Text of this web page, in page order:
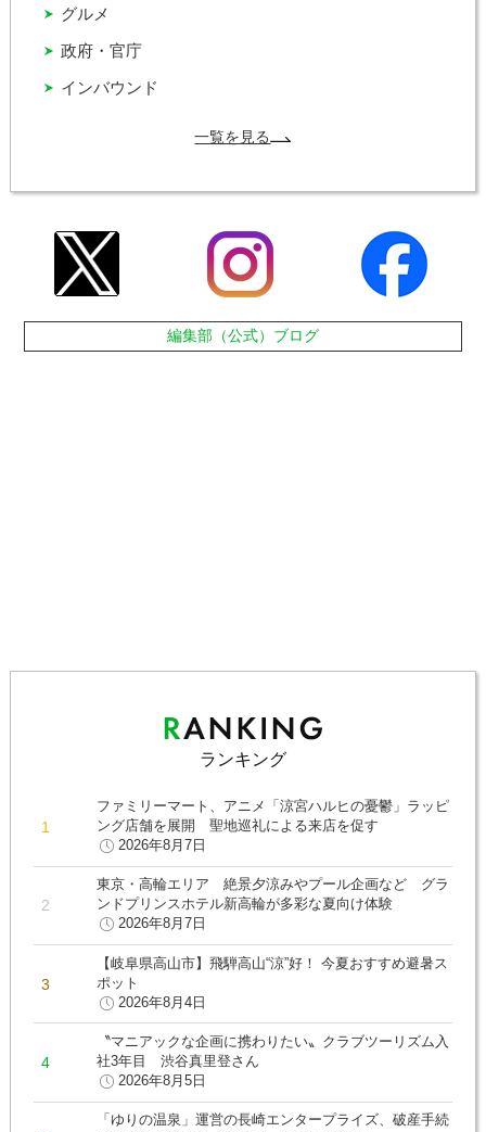
インバウンド
グルメ
政府・官庁
一覧を見る
編集部（公式）ブログ
ランキング
ファミリーマート、アニメ「涼宮ハルヒの憂鬱」ラッピ
ング店舗を展開 聖地巡礼による来店を促す
2026年8月7日
東京・高輪エリア 絶景夕涼みやプール企画など グラ
ンドプリンスホテル新高輪が多彩な夏向け体験
2026年8月7日
【岐阜県高山市】飛騨高山“涼”好！ 今夏おすすめ避暑ス
ポット
2026年8月4日
〝マニアックな企画に携わりたい〟クラブツーリズム入
社3年目 渋谷真里登さん
2026年8月5日
「ゆりの温泉」運営の長崎エンタープライズ、破産手続